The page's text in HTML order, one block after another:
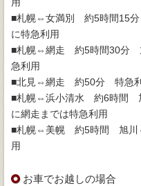
用
■札幌⇔女満別 約5時間15
に特急利用
■札幌⇔網走 約5時間30分
急利用
■北見⇔網走 約50分 特急
■札幌⇔浜小清水 約6時間
に網走までは特急利用
■札幌⇔美幌 約5時間 旭川
用
お車でお越しの場合